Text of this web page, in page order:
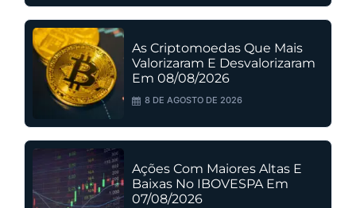
As Criptomoedas Que Mais
Valorizaram E Desvalorizaram
Em 08/08/2026
8 DE AGOSTO DE 2026
Ações Com Maiores Altas E
Baixas No IBOVESPA Em
07/08/2026